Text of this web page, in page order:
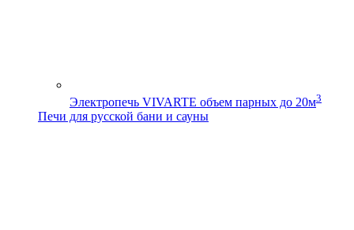
Электропечь VIVARTE объем парных до 20м3
Печи для русской бани и сауны